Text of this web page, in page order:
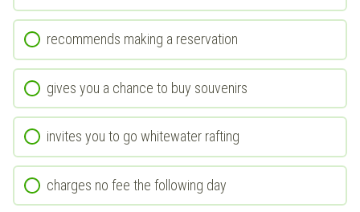
recommends making a reservation
gives you a chance to buy souvenirs
invites you to go whitewater rafting
charges no fee the following day